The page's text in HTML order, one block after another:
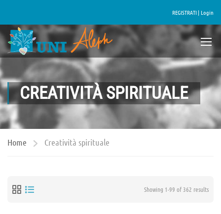
REGISTRATI | Login
CREATIVITÀ SPIRITUALE
Home Creatività spirituale
Showing 1-99 of 362 results